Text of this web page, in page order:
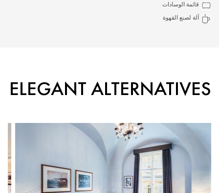
قائمة الوسادات
آلة لصنع القهوة
ELEGANT ALTERNATIVES